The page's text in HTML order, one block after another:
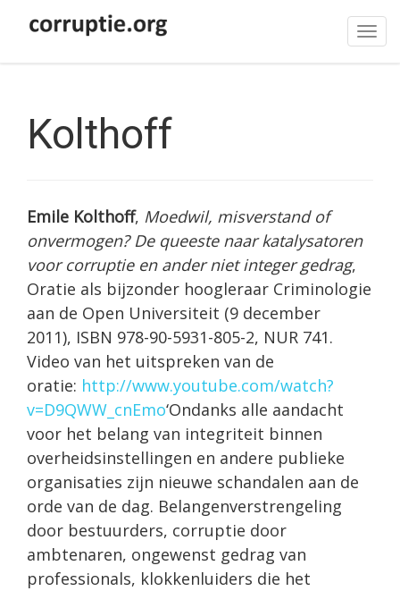
Kolthoff
Emile Kolthoff, Moedwil, misverstand of
onvermogen? De queeste naar katalysatoren
voor corruptie en ander niet integer gedrag,
Oratie als bijzonder hoogleraar Criminologie
aan de Open Universiteit (9 december
2011), ISBN 978-90-5931-805-2, NUR 741.
Video van het uitspreken van de
oratie: http://www.youtube.com/watch?
v=D9QWW_cnEmo‘Ondanks alle aandacht
voor het belang van integriteit binnen
overheidsinstellingen en andere publieke
organisaties zijn nieuwe schandalen aan de
orde van de dag. Belangenverstrengeling
door bestuurders, corruptie door
ambtenaren, ongewenst gedrag van
professionals, klokkenluiders die het